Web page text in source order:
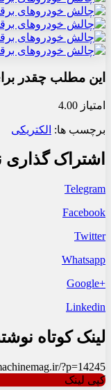
این مطلب چقدر
امتیاز 4.00
برچسب ها: الکتریکی
اشتراک گذاری
Telegram
Facebook
Twitter
Whatsapp
+Google
Linkedin
لینک کوتاه
?p=14245
کپی لینک